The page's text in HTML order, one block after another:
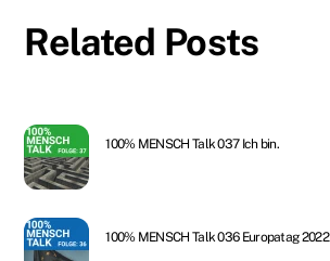
Related Posts
100% MENSCH Talk 037 Ich bin.
100% MENSCH Talk 036 Europatag 2022